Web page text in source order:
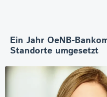
Ein Jahr OeNB-
Standorte umgesetzt